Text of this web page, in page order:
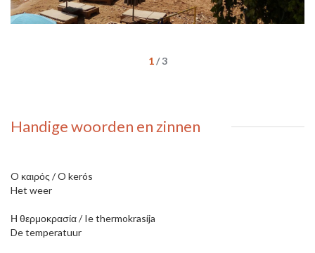
1/3
Handige woorden en zinnen
O καιρός / O kerós
Het weer
Η θερμοκρασία / Ie thermokrasíja
De temperatuur